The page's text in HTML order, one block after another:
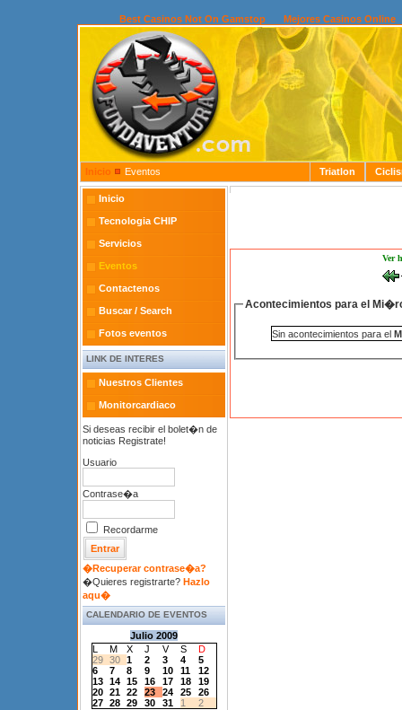
Best Casinos Not On Gamstop Mejores Casinos Online
Inicio Eventos Triatlon
Inicio
Tecnologia CHIP
Servicios
Eventos
Contactenos
Buscar / Search
Fotos eventos
LINK DE INTERES
Nuestros Clientes
Monitorcardiaco
Si deseas recibir el bolet�n de
noticias Registrate!
Usuario
Contrase�a
Recordarme
�Recuperar contrase�a?
�Quieres registrarte? Hazlo
aqu�
CALENDARIO DE EVENTOS
Julio 2009
L
M X J V S
D
29
30 1 2 3 4
5
6
7 8 9 10 11
12
13
14 15 16 17 18
19
20
21 22 23 24 25
26
27
28 29 30 31 1 2
Ver
Acontecimientos para el
Sin acontecimientos para el